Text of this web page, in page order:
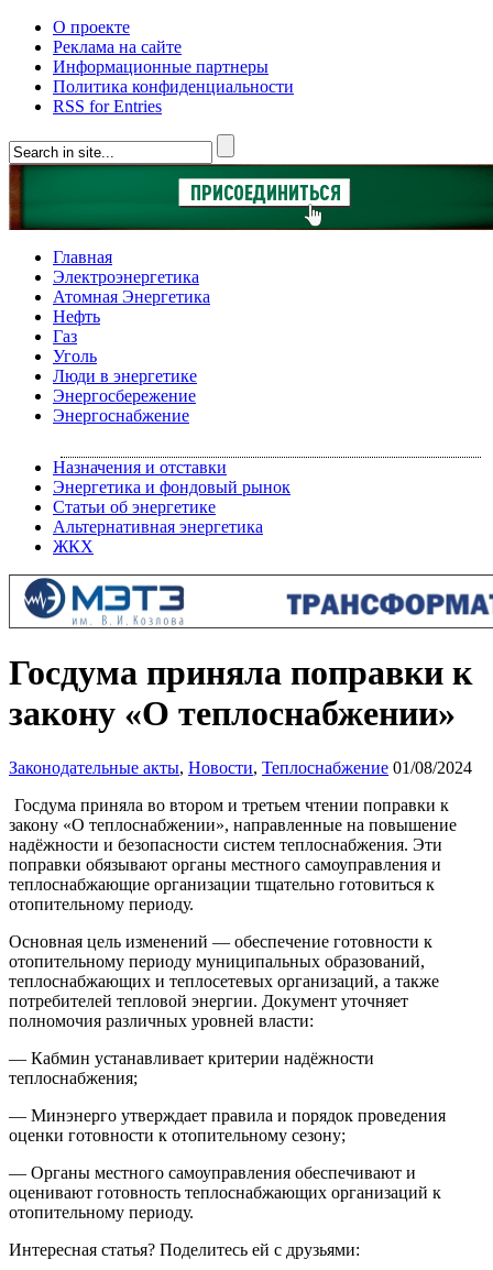
О проекте
Реклама на сайте
Информационные партнеры
Политика конфиденциальности
RSS for Entries
Главная
Электроэнергетика
Атомная Энергетика
Нефть
Газ
Уголь
Люди в энергетике
Энергосбережение
Энергоснабжение
Назначения и отставки
Энергетика и фондовый рынок
Статьи об энергетике
Альтернативная энергетика
ЖКХ
Госдума приняла поправки к
закону «О теплоснабжении»
Законодательные акты, Новости, Теплоснабжение 01/08/2024
Госдума приняла во втором и третьем чтении поправки к
закону «О теплоснабжении», направленные на повышение
надёжности и безопасности систем теплоснабжения. Эти
поправки обязывают органы местного самоуправления и
теплоснабжающие организации тщательно готовиться к
отопительному периоду.
Основная цель изменений — обеспечение готовности к
отопительному периоду муниципальных образований,
теплоснабжающих и теплосетевых организаций, а также
потребителей тепловой энергии. Документ уточняет
полномочия различных уровней власти:
— Кабмин устанавливает критерии надёжности
теплоснабжения;
— Минэнерго утверждает правила и порядок проведения
оценки готовности к отопительному сезону;
— Органы местного самоуправления обеспечивают и
оценивают готовность теплоснабжающих организаций к
отопительному периоду.
Интересная статья? Поделитесь ей с друзьями: